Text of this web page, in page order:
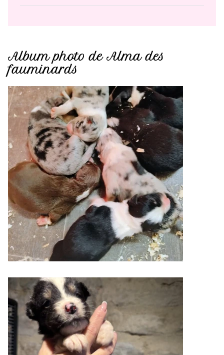
Album photo de Alma des
fauminards